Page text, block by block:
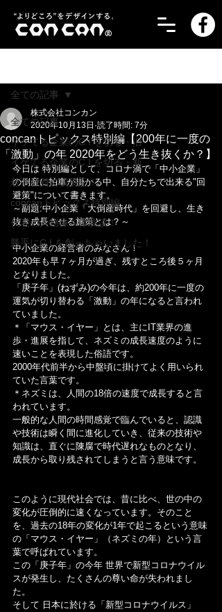
全ての記事
イケてる企業のC.I.を切る・旧
イケてる企業のC.I.を切る・新
若手社員の成長記！
concanトピックス特別編
代表の人物像＆体験談！
勝手にC.I.を創っちゃいました！
全ての記事
concanトピックス特別編【200年に一度の
「激動」の年 2020年をどう生き抜くか？】
株式会社コンカン
2020年10月13日 読了時間: 7分
今日は 特別編として、コロナ渦で「中小企業」
の倒産に拍車が掛かる中、自分たちで出来る"回
避策"について書きます。
～副題:中小企業「大倒産時代」を回避し、生き
抜き成長させる施策とは？～
中小企業の経営者のみなさん！
2020年も早７ヶ月が過ぎ、残すところ後５ヶ月
となりました。
「庚子年」(ねずみ)の今年は、約200年に一度の
運気が切り替わる「激動」の年になると言われ
ていました。
＊「マウス・イヤー」とは、主にIT業界の進
歩・進展を指して、ネズミの成長速度のように
速いことを表現した俗語です。
2000年代前半から中盤頃に掛けてよく用いられ
ていた言葉です。
＊ネズミは、人間の18倍の速度で成長すると言
われています。
一般的な人間の時間感覚で臨んでいると、認識
や技術は瞬く間に進化していき、従来の技術や
知識は、直ぐに陳腐で時代遅れなものとなり、
成長から取り残されてしまうと言う意味です。
このように現代社会では、昔に比べ、世の中の
変化が圧倒的に速くなっています。そのこと
を、過去の18年の変化が1年で起こるという意味
の「マウス・イヤー」（ネズミの年）という言
葉で呼ばれています。
この「庚子年」の今年 世界で新型コロナウイル
スが発生し、たくさんの尊い命が失われまし
た。
そして 日本に於ける「新型コロナウイルス」